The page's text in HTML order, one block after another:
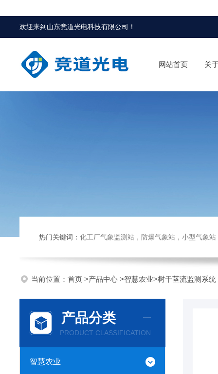
欢迎来到 山东竞道光电科技有限公司 ！
网站首页 关
热门关键词： 化工厂气象监测站，防爆气象站，小型气象站，化
当前位置： 首页 >产品中心 >智慧农业>树干茎流监测系统
产品分类
PRODUCT CLASSIFICATION
智慧农业